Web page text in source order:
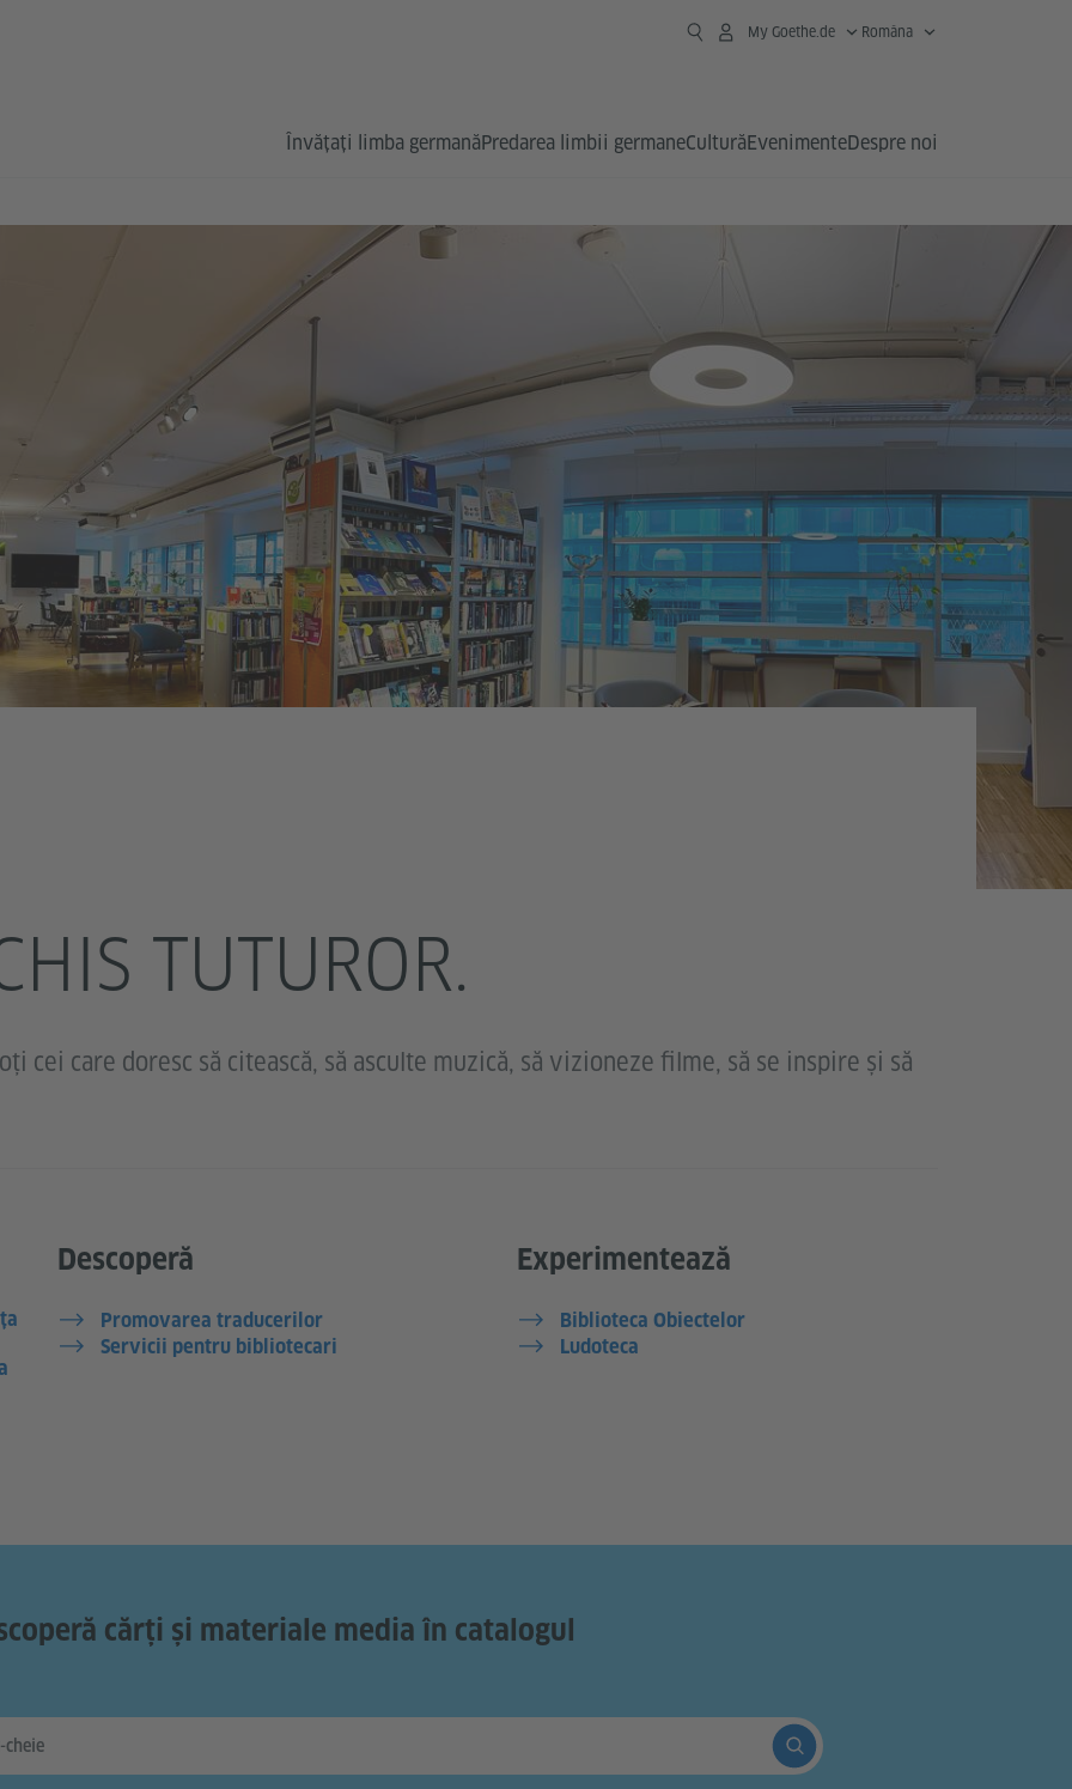
My Goethe.de Româna
Învățați limba germanăPredarea limbii germaneCulturăEvenimenteDespre noi
TUTUROR.
cei care doresc să citească, să asculte muzică, să vizioneze filme, să se inspire și să
Descoperă
Promovarea traducerilor
Servicii pentru bibliotecari
Experimentează
Biblioteca Obiectelor
Ludoteca
cărți și materiale media în catalogul
Suche abschicken